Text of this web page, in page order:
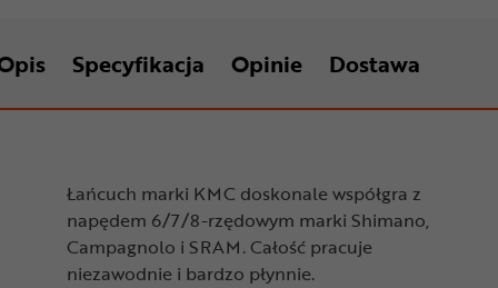
Specyfikacja Opinie Dostawa
Łańcuch marki KMC doskonale współgra z
napędem 6/7/8-rzędowym marki Shimano,
Campagnolo i SRAM. Całość pracuje
niezawodnie i bardzo płynnie.